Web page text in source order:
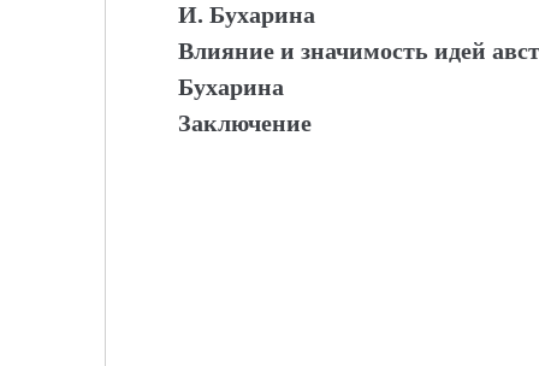
И. Бухарина
Влияние и значимость идей
Бухарина
Заключение